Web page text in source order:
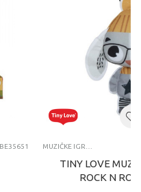
BE35651 MUZIČKE IGRAČKE ZA BEBE
TINY LOVE
ROCK N